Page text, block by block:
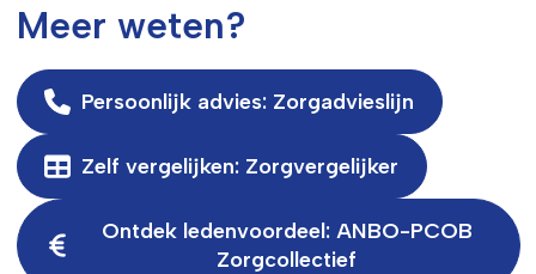
Meer weten?
Persoonlijk advies: Zorgadvieslijn
Zelf vergelijken: Zorgvergelijker
Ontdek ledenvoordeel: ANBO-PCOB
Zorgcollectief